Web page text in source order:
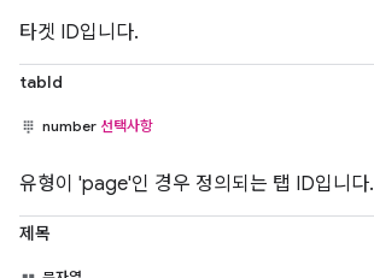
타겟 ID입니다.
tabId
number 선택사항
유형이 'page'인 경우 정의되는 탭 ID입니다.
제목